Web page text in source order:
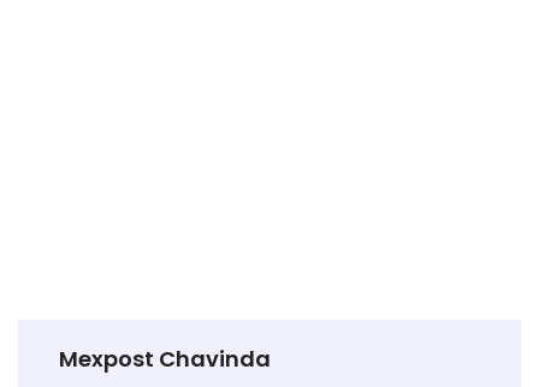
Mexpost Chavinda